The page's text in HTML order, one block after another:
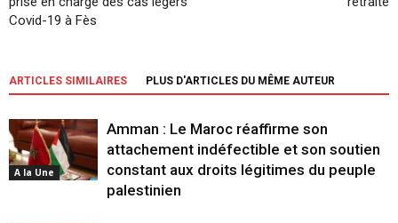
Covid-19 à Fès
ARTICLES SIMILAIRES PLUS D'ARTICLES DU MÊME AUTEUR
A la Une
Amman : Le Maroc réaffirme son
attachement indéfectible et son soutien
constant aux droits légitimes du peuple
palestinien